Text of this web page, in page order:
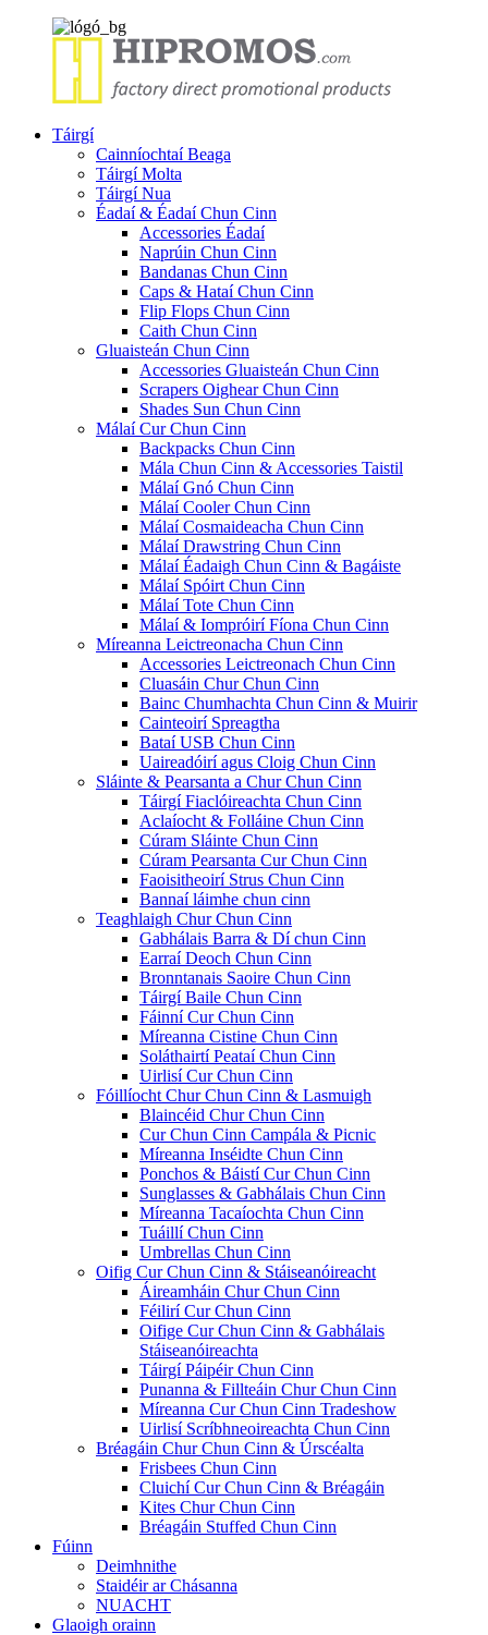
Táirgí
Cainníochtaí Beaga
Táirgí Molta
Táirgí Nua
Éadaí & Éadaí Chun Cinn
Accessories Éadaí
Naprúin Chun Cinn
Bandanas Chun Cinn
Caps & Hataí Chun Cinn
Flip Flops Chun Cinn
Caith Chun Cinn
Gluaisteán Chun Cinn
Accessories Gluaisteán Chun Cinn
Scrapers Oighear Chun Cinn
Shades Sun Chun Cinn
Málaí Cur Chun Cinn
Backpacks Chun Cinn
Mála Chun Cinn & Accessories Taistil
Málaí Gnó Chun Cinn
Málaí Cooler Chun Cinn
Málaí Cosmaideacha Chun Cinn
Málaí Drawstring Chun Cinn
Málaí Éadaigh Chun Cinn & Bagáiste
Málaí Spóirt Chun Cinn
Málaí Tote Chun Cinn
Málaí & Iompróirí Fíona Chun Cinn
Míreanna Leictreonacha Chun Cinn
Accessories Leictreonach Chun Cinn
Cluasáin Chur Chun Cinn
Bainc Chumhachta Chun Cinn & Muirir
Cainteoirí Spreagtha
Bataí USB Chun Cinn
Uaireadóirí agus Cloig Chun Cinn
Sláinte & Pearsanta a Chur Chun Cinn
Táirgí Fiaclóireachta Chun Cinn
Aclaíocht & Folláine Chun Cinn
Cúram Sláinte Chun Cinn
Cúram Pearsanta Cur Chun Cinn
Faoisitheoirí Strus Chun Cinn
Bannaí láimhe chun cinn
Teaghlaigh Chur Chun Cinn
Gabhálais Barra & Dí chun Cinn
Earraí Deoch Chun Cinn
Bronntanais Saoire Chun Cinn
Táirgí Baile Chun Cinn
Fáinní Cur Chun Cinn
Míreanna Cistine Chun Cinn
Soláthairtí Peataí Chun Cinn
Uirlisí Cur Chun Cinn
Fóillíocht Chur Chun Cinn & Lasmuigh
Blaincéid Chur Chun Cinn
Cur Chun Cinn Campála & Picnic
Míreanna Inséidte Chun Cinn
Ponchos & Báistí Cur Chun Cinn
Sunglasses & Gabhálais Chun Cinn
Míreanna Tacaíochta Chun Cinn
Tuáillí Chun Cinn
Umbrellas Chun Cinn
Oifig Cur Chun Cinn & Stáiseanóireacht
Áireamháin Chur Chun Cinn
Féilirí Cur Chun Cinn
Oifige Cur Chun Cinn & Gabhálais
Stáiseanóireachta
Táirgí Páipéir Chun Cinn
Punanna & Fillteáin Chur Chun Cinn
Míreanna Cur Chun Cinn Tradeshow
Uirlisí Scríbhneoireachta Chun Cinn
Bréagáin Chur Chun Cinn & Úrscéalta
Frisbees Chun Cinn
Cluichí Cur Chun Cinn & Bréagáin
Kites Chur Chun Cinn
Bréagáin Stuffed Chun Cinn
Fúinn
Deimhnithe
Staidéir ar Chásanna
NUACHT
Glaoigh orainn